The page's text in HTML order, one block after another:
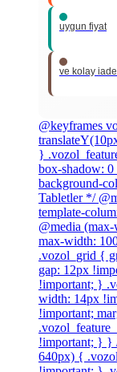
uygun fiyat
ve kolay
@keyframes
}
box-shadow:
background-
Tabletler */
template-
@media
max-width:
.vozol_grid {
gap: 12px
!important; }
width: 14px
!important;
!important; } }
640px) {